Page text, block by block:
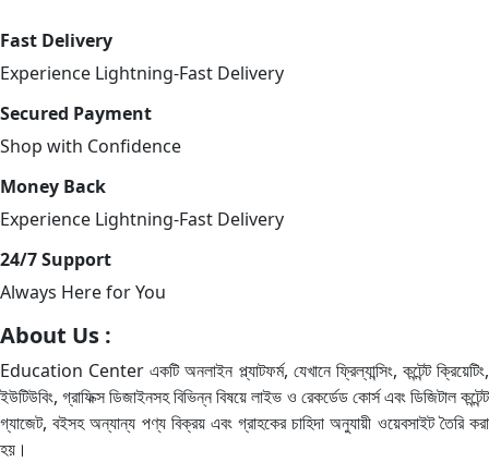
The
be
the
page
Fast Delivery
Experience Lightning-Fast Delivery
Secured Payment
Shop with Confidence
Money Back
Experience Lightning-Fast Delivery
24/7 Support
Always Here for You
About Us :
Education Center একটি অনলাইন প্ল্যাটফর্ম, যেখানে ফ্রিল্যান্সিং, কন্টেন্ট ক্রিয়েটিং,
ইউটিউবিং, গ্রাফিক্স ডিজাইনসহ বিভিন্ন বিষয়ে লাইভ ও রেকর্ডেড কোর্স এবং ডিজিটাল কন্টেন্ট
গ্যাজেট, বইসহ অন্যান্য পণ্য বিক্রয় এবং গ্রাহকের চাহিদা অনুযায়ী ওয়েবসাইট তৈরি করা
হয়।